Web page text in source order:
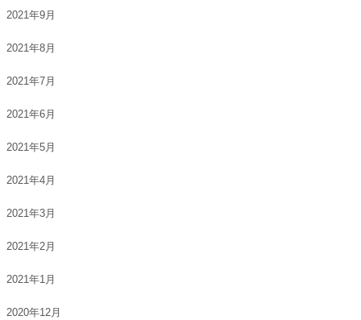
2021年9月
2021年8月
2021年7月
2021年6月
2021年5月
2021年4月
2021年3月
2021年2月
2021年1月
2020年12月